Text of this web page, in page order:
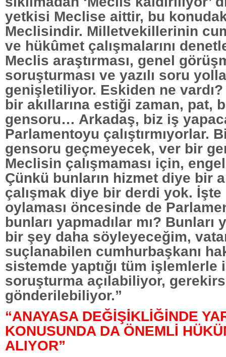
yetkisi Meclise aittir, bu
Meclisindir. Milletvekillerinin
ve hükûmet çalışmalarını
Meclis araştırması, genel
soruşturması ve yazılı soru
genişletiliyor. Eskiden ne
bir akıllarına estiği zaman, pat,
gensoru… Arkadaş, biz iş
Parlamentoyu çalıştırmıyorlar.
gensoru geçmeyecek, ver bir
Meclisin çalışmaması için,
Çünkü bunların hizmet diye bir
çalışmak diye bir derdi yok.
oylaması öncesinde de
bunları yapmadılar mı? Bunları
bir şey daha söyleyeceğim,
suçlanabilen cumhurbaşkanı
sistemde yaptığı tüm işlemlerle
soruşturma açılabiliyor,
gönderilebiliyor.”
“ANAYASA DEĞİŞİKLİĞİNDE
KONUSUNDA DA ÖNEMLİ
ALIYOR”